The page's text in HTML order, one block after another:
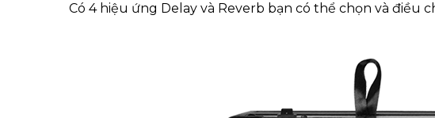
Có 4 hiệu ứng Delay và Reverb bạn có thể chọn và điều